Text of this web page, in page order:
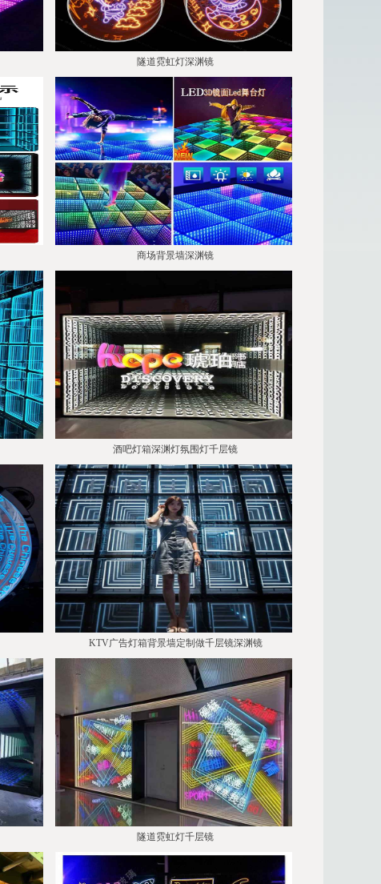
隧道霓虹灯深渊镜
商场背景墙深渊镜
酒吧灯箱深渊灯氛围灯千层镜
KTV广告灯箱背景墙定制做千层镜深渊镜
隧道霓虹灯千层镜